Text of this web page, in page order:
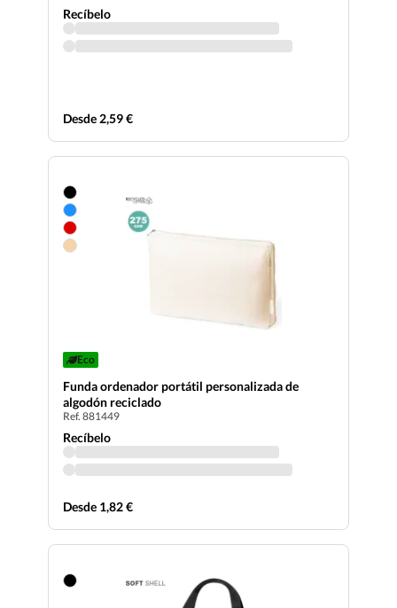
Recíbelo
Desde 2,59 €
Eco
Funda ordenador portátil personalizada de
algodón reciclado
Ref. 881449
Recíbelo
Desde 1,82 €